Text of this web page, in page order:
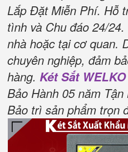
Lắp Đặt Miễn Phí. Hỗ
tình và Chu đáo 24/24.
nhà hoặc tại cơ quan.
chuyên nghiệp, đảm
hàng. Két Sắt WELKO
Bảo Hành 05 năm
Bảo trì sản phẩm trọn